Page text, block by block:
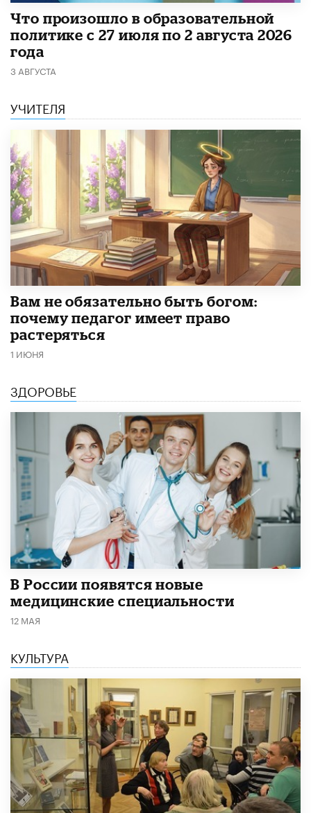
​Что произошло в образовательной
политике с 27 июля по 2 августа 2026
года
3 АВГУСТА
УЧИТЕЛЯ
​Вам не обязательно быть богом:
почему педагог имеет право
растеряться
1 ИЮНЯ
ЗДОРОВЬЕ
В России появятся новые
медицинские специальности
12 МАЯ
КУЛЬТУРА